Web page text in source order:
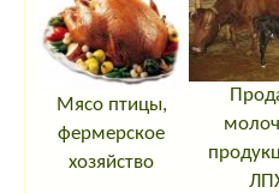
Мясо птицы,
фермерское
хозяйство